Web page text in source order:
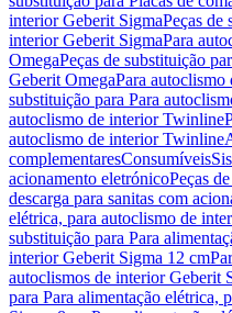
interior Geberit SigmaPeças de
interior Geberit SigmaPara
OmegaPeças de substituição
Geberit OmegaPara
substituição para Para
autoclismo de interior Twinline
autoclismo de interior Twinline
complementaresConsumíveis
acionamento eletrónicoPeças
descarga para sanitas com
elétrica, para autoclismo de
substituição para Para
interior Geberit Sigma 12 cm
autoclismos de interior Geberit
para Para alimentação elétrica,